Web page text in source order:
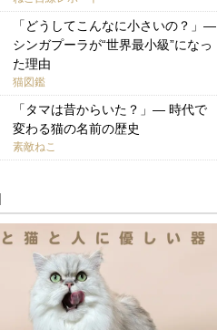
「どうしてこんなに小さいの？」—
シンガプーラが“世界最小級”になっ
た理由
猫図鑑
「タマは昔からいた？」— 時代で
変わる猫の名前の歴史
素敵ねこ